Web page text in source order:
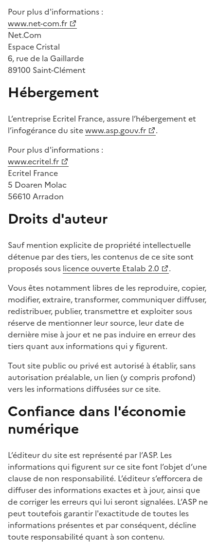
Pour plus d'informations :
www.net-com.fr
Net.Com
Espace Cristal
6, rue de la Gaillarde
89100 Saint-Clément
Hébergement
L’entreprise Ecritel France, assure l’hébergement et
l’infogérance du sitewww.asp.gouv.fr
.
Pour plus d'informations :
www.ecritel.fr
Ecritel France
5 Doaren Molac
56610 Arradon
Droits d'auteur
Sauf mention explicite de propriété intellectuelle
détenue par des tiers, les contenus de ce site sont
proposés sous licence ouverte Etalab 2.0
.
Vous êtes notamment libres de les reproduire, copier,
modifier, extraire, transformer, communiquer diffuser,
redistribuer, publier, transmettre et exploiter sous
réserve de mentionner leur source, leur date de
dernière mise à jour et ne pas induire en erreur des
tiers quant aux informations qui y figurent.
Tout site public ou privé est autorisé à établir, sans
autorisation préalable, un lien (y compris profond)
vers les informations diffusées sur ce site.
Confiance dans l'économie
numérique
L’éditeur du site est représenté par l’ASP. Les
informations qui figurent sur ce site font l’objet d’une
clause de non responsabilité. L’éditeur s’efforcera de
diffuser des informations exactes et à jour, ainsi que
de corriger les erreurs qui lui seront signalées. L’ASP ne
peut toutefois garantir l'exactitude de toutes les
informations présentes et par conséquent, décline
toute responsabilité quant à son contenu.